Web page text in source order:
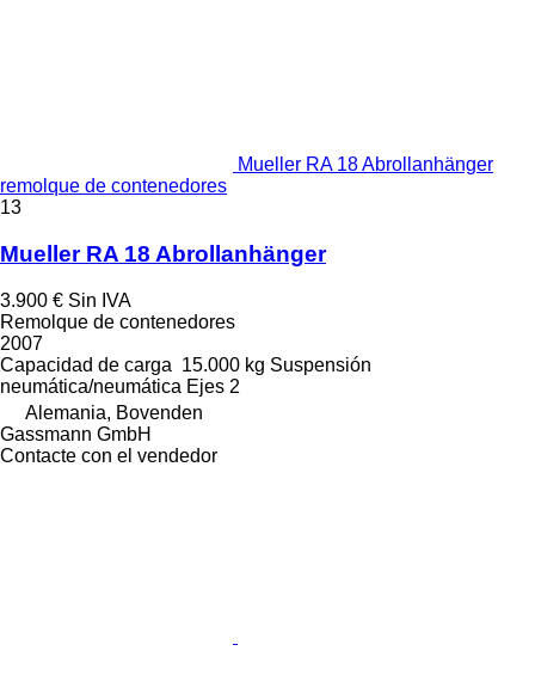
Mueller RA 18 Abrollanhänger
remolque de contenedores
13
Mueller RA 18 Abrollanhänger
3.900 € Sin IVA
Remolque de contenedores
2007
Capacidad de carga 15.000 kg Suspensión
neumática/neumática Ejes 2
Alemania, Bovenden
Gassmann GmbH
Contacte con el vendedor